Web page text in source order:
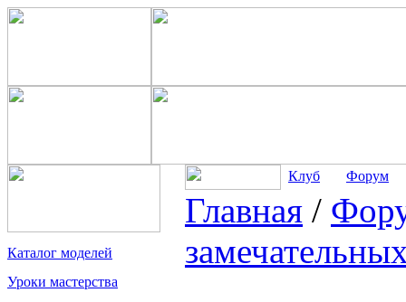
Каталог моделей
Уроки мастерства
Клуб Форум
Главная /